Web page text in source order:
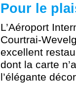
Pour le
L’Aéroport
Courtrai-
excellent
dont la carte
l’élégante